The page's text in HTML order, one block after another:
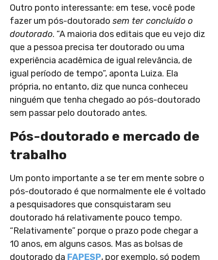
Outro ponto interessante: em tese, você pode
fazer um pós-doutorado sem ter concluído o
doutorado. “A maioria dos editais que eu vejo diz
que a pessoa precisa ter doutorado ou uma
experiência acadêmica de igual relevância, de
igual período de tempo”, aponta Luiza. Ela
própria, no entanto, diz que nunca conheceu
ninguém que tenha chegado ao pós-doutorado
sem passar pelo doutorado antes.
Pós-doutorado e mercado de
trabalho
Um ponto importante a se ter em mente sobre o
pós-doutorado é que normalmente ele é voltado
a pesquisadores que consquistaram seu
doutorado há relativamente pouco tempo.
“Relativamente” porque o prazo pode chegar a
10 anos, em alguns casos. Mas as bolsas de
doutorado da FAPESP, por exemplo, só podem